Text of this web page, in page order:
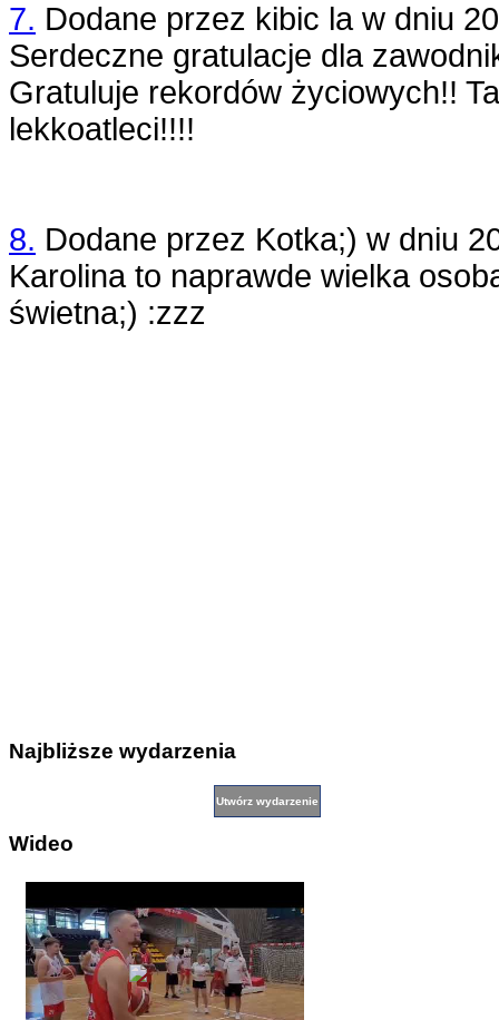
7. Dodane przez kibic law dniu
Serdeczne gratulacje dla
Gratuluje rekordów życiowych!!
lekkoatleci!!!!
8. Dodane przez Kotka;) w dniu
Karolina to naprawde wielka
świetna;) :zzz
Najbliższe wydarzenia
Wideo